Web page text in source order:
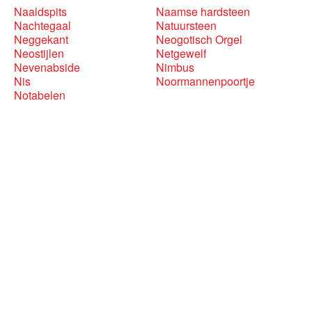
Naaldspits
Naamse hardsteen
Nachtegaal
Natuursteen
Neggekant
Neogotisch Orgel
Neostijlen
Netgewelf
Nevenabside
Nimbus
Nis
Noormannenpoortje
Notabelen